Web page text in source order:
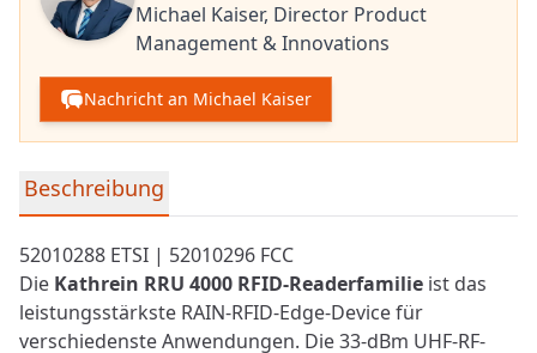
Michael Kaiser, Director Product
Management & Innovations
Nachricht an Michael Kaiser
Detaillierte Produktinformationen
Beschreibung
52010288 ETSI | 52010296 FCC
Die Kathrein RRU 4000 RFID-Readerfamilie ist das
leistungsstärkste RAIN-RFID-Edge-Device für
verschiedenste Anwendungen. Die 33-dBm UHF-RF-